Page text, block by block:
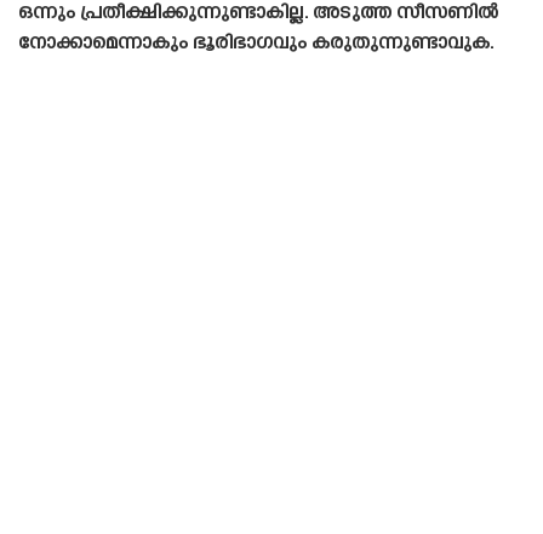
ഒന്നും പ്രതീക്ഷിക്കുന്നുണ്ടാകില്ല. അടുത്ത സീസണിൽ
നോക്കാമെന്നാകും ഭൂരിഭാഗവും കരുതുന്നുണ്ടാവുക.